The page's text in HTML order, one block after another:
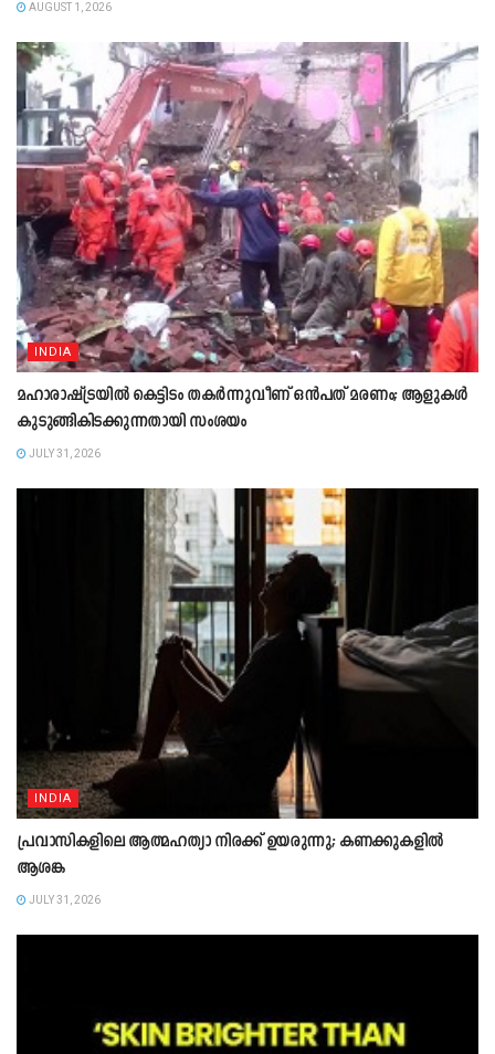
AUGUST 1, 2026
INDIA
മഹാരാഷ്ട്രയിൽ കെട്ടിടം തകർന്നുവീണ് ഒൻപത് മരണം; ആളുകൾ
കുടുങ്ങികിടക്കുന്നതായി സംശയം
JULY 31, 2026
INDIA
പ്രവാസികളിലെ ആത്മഹത്യാ നിരക്ക് ഉയരുന്നു; കണക്കുകളിൽ
ആശങ്ക
JULY 31, 2026